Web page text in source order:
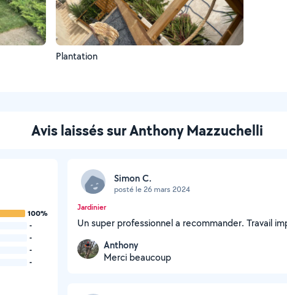
Plantation
Avis laissés sur Anthony Mazzuchelli
100%
-
-
-
-
Simon C.
posté le 26 mars 2024
Jardinier
Un super professionnel a recommander. Travail
Anthony
Merci beaucoup